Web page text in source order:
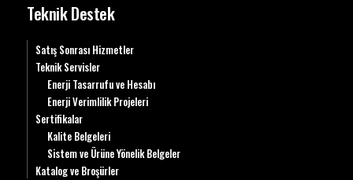
Teknik Destek
Satış Sonrası Hizmetler
Teknik Servisler
Enerji Tasarrufu ve Hesabı
Enerji Verimlilik Projeleri
Sertifikalar
Kalite Belgeleri
Sistem ve Ürüne Yönelik Belgeler
Katalog ve Broşürler